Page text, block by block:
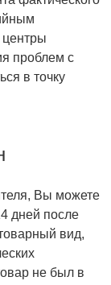
проблем с
в точку
Вы можете
дней после
вид,
не был в